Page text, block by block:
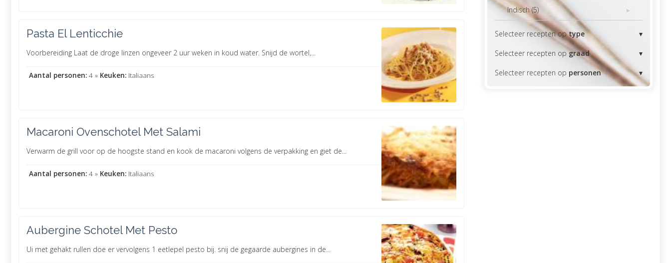
Pasta El Lenticchie
Voorbereiding Laat de droge linzen ongeveer 2 uur weken in koud water. Snijd de wortel,...
Aantal personen: 4 » Keuken: Italiaans
Macaroni Ovenschotel Met Salami
Verwarm de grill voor op de hoogste stand en kook de macaroni volgens de verpakking en giet de...
Aantal personen: 4 » Keuken: Italiaans
Aubergine Schotel Met Pesto
Ui met gehakt rullen doe er vervolgens 1 eetlepel pesto bij. snij de gegaarde aubergines in de...
Indisch (5)
Selecteer recepten optype
Selecteer recepten opgraad
Selecteer recepten op personen